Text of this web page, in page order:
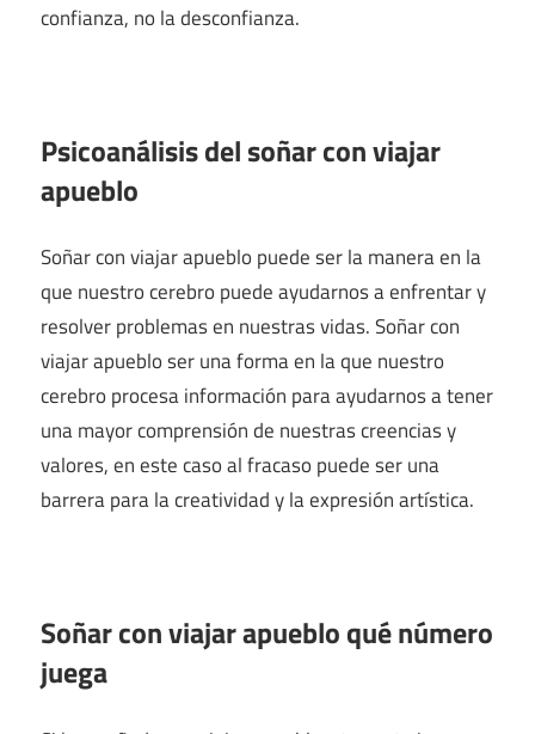
confianza, no la desconfianza.
Psicoanálisis del soñar con viajar
apueblo
Soñar con viajar apueblo puede ser la manera en la
que nuestro cerebro puede ayudarnos a enfrentar y
resolver problemas en nuestras vidas. Soñar con
viajar apueblo ser una forma en la que nuestro
cerebro procesa información para ayudarnos a tener
una mayor comprensión de nuestras creencias y
valores, en este caso al fracaso puede ser una
barrera para la creatividad y la expresión artística.
Soñar con viajar apueblo qué número
juega